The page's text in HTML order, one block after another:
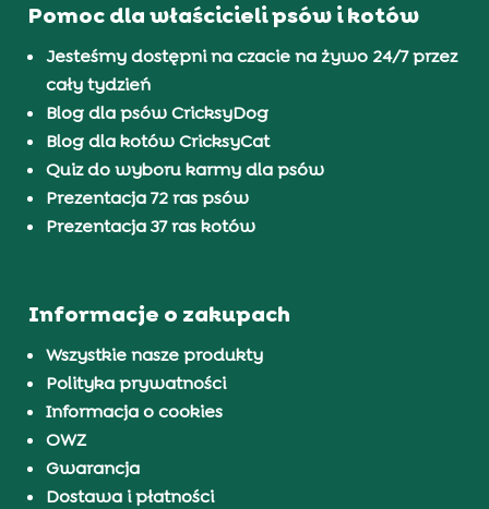
Pomoc dla właścicieli psów i kotów
Jesteśmy dostępni na czacie na żywo 24/7 przez
cały tydzień
Blog dla psów CricksyDog
Blog dla kotów CricksyCat
Quiz do wyboru karmy dla psów
Prezentacja 72 ras psów
Prezentacja 37 ras kotów
Informacje o zakupach
Wszystkie nasze produkty
Polityka prywatności
Informacja o cookies
OWZ
Gwarancja
Dostawa i płatności